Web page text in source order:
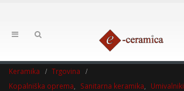
Keramika
Trgovina
Kopalniška oprema
Sanitarna keramika Umivalniki